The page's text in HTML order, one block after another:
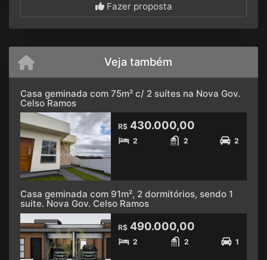
Fazer proposta
Veja também
Casa geminada com 75m² c/ 2 suítes na Nova Gov.
Celso Ramos
R$ 430.000,00
2 2 2
Casa geminada com 91m², 2 dormitórios, sendo 1
suite. Nova Gov. Celso Ramos
R$ 490.000,00
2 2 1